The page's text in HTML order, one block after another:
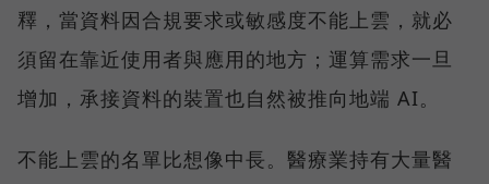
釋，當資料因合規要求或敏感度不能上雲，就必
須留在靠近使用者與應用的地方；運算需求一旦
增加，承接資料的裝置也自然被推向地端 AI。
不能上雲的名單比想像中長。醫療業持有大量醫